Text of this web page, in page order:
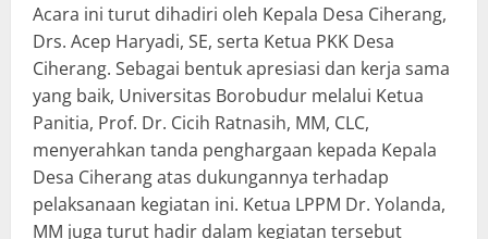
Acara ini turut dihadiri oleh Kepala Desa Ciherang,
Drs. Acep Haryadi, SE, serta Ketua PKK Desa
Ciherang. Sebagai bentuk apresiasi dan kerja sama
yang baik, Universitas Borobudur melalui Ketua
Panitia, Prof. Dr. Cicih Ratnasih, MM, CLC,
menyerahkan tanda penghargaan kepada Kepala
Desa Ciherang atas dukungannya terhadap
pelaksanaan kegiatan ini. Ketua LPPM Dr. Yolanda,
MM juga turut hadir dalam kegiatan tersebut